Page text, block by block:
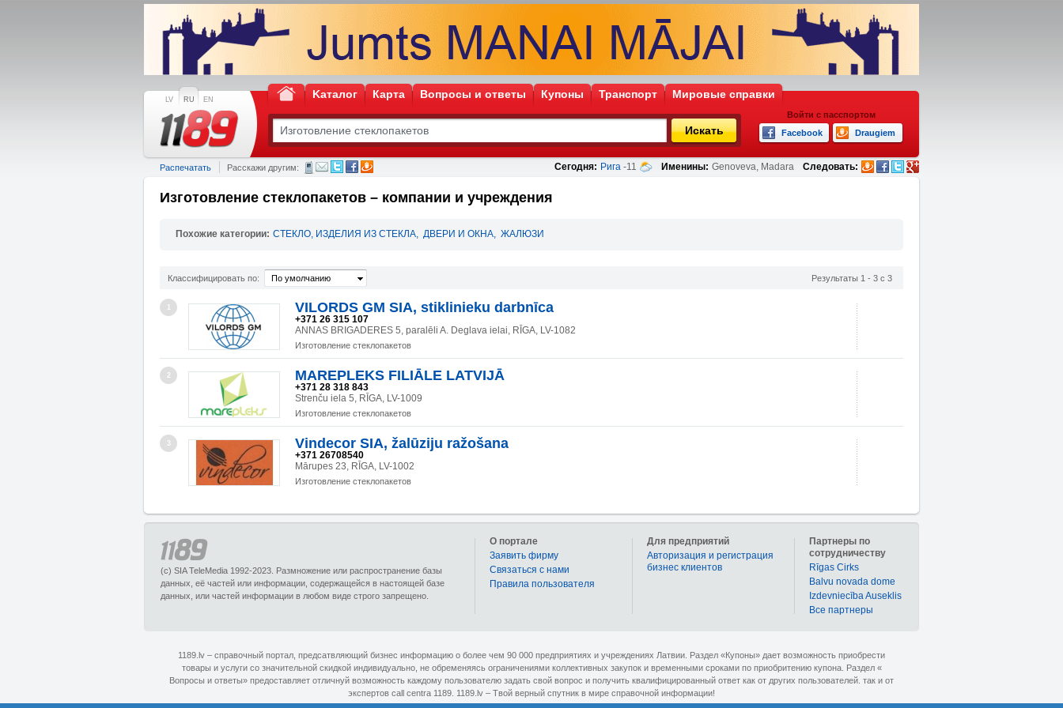
LV RU EN Kаталог Карта Вопросы и ответы Купоны Транспорт Мировые справки
Искать
Войти с пасспортом
Facebook
Draugiem
Сегодня: Рига -11 Именины: Genoveva, Madara Следовать:
Распечатать Расскажи другим:
Изготовление стеклопакетов – компании и учреждения
Похожие категории: СТЕКЛО, ИЗДЕЛИЯ ИЗ СТЕКЛА, ДВЕРИ И ОКНА, ЖАЛЮЗИ
Классифицировать по: По умолчанию Результаты 1 - 3 с 3
1 VILORDS GM SIA, stiklinieku darbnīca
+371 26 315 107
ANNAS BRIGADERES 5, paralēli A. Deglava ielai, RĪGA, LV-1082
Изготовление стеклопакетов
2 MAREPLEKS FILIĀLE LATVIJĀ
+371 28 318 843
Strenču iela 5, RĪGA, LV-1009
Изготовление стеклопакетов
3 Vindecor SIA, žalūziju ražošana
+371 26708540
Mārupes 23, RĪGA, LV-1002
Изготовление стеклопакетов
(c) SIA TeleMedia 1992-2023. Размножение или распространение базы
данных, её частей или информации, содержащейся в настоящей базе
данных, или частей информации в любом виде строго запрещено.
Партнеры по
сотрудничеству
Rīgas Cirks
Balvu novada dome
Izdevniecība Auseklis
Bce партнеры
Для предприятий
Авторизация и регистрация
бизнес клиентов
О портале
Заявить фирму
Связаться с нами
Правила пользователя
1189.lv – справочный портал, предсатвляющий бизнес информацию о более чем 90 000 предприятиях и учреждениях Латвии. Раздел «Купоны» дает возможность приобрести
товары и услуги со значительной скидкой индивидуально, не обременяясь ограничениями коллективных закупок и временными сроками по приобритению купона. Раздел «
Вопросы и ответы» предоставляет отличнуй возможность каждому пользователю задать свой вопрос и получить квалифицированный ответ как от других пользователей. так и от
экспертов сall centra 1189. 1189.lv – Твой верный спутник в мире справочной информации!